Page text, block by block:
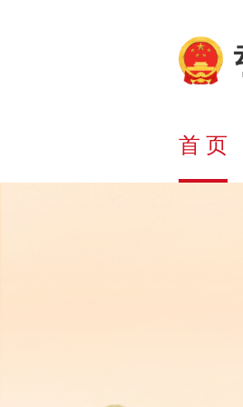
首 页